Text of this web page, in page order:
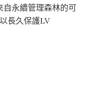
自永續管理森林的可
長久保護LV